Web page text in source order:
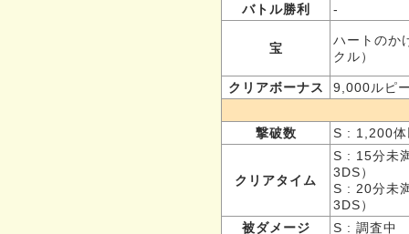
バトル勝利
-
宝
ハートのか
クル）
クリアボーナス 9,000ルピ
撃破数 S : 1,200体
クリアタイム
S : 15分未
3DS）
S : 20分未
3DS）
被ダメージ
S : 調査中